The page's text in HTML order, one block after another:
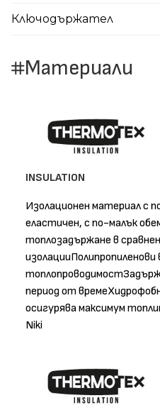
Ключодържател
Материали
INSULATION
Изолационен материал с
еластичен, с по-малък
топлозадържане в
изолацииПолипропиленови
период от
осигурява максимум
Niki